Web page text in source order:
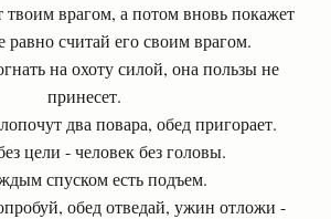
твоим врагом, а потом вновь покажет
равно считай его своим врагом.
на охоту силой, она пользы не
принесет.
два повара, обед пригорает.
цели - человек без головы.
спуском есть подъем.
обед отведай, ужин отложи -